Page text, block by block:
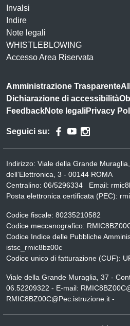
Invalsi
Indire
Note legali
WHISTLEBLOWING
Accesso Area Riservata
Amministrazione Trasparente
Dichiarazione di accessibilità
FeedbackNote legaliPrivacy
Seguici su:
Indirizzo: Viale della Grande
dell’Elettronica, 3 - 00144 ROMA
Centralino: 06/5296334 Email:
Posta elettronica certificata (PEC):
Codice fiscale: 80235210582
Codice meccanografico:
Codice Indice delle Pubbliche
istsc_rmic8bz00c
Codice unico di fatturazione (CUF):
Viale della Grande Muraglia, 37 -
06.52209322 - E-mail:
RMIC8BZ00C@Pec.istruzione.it -